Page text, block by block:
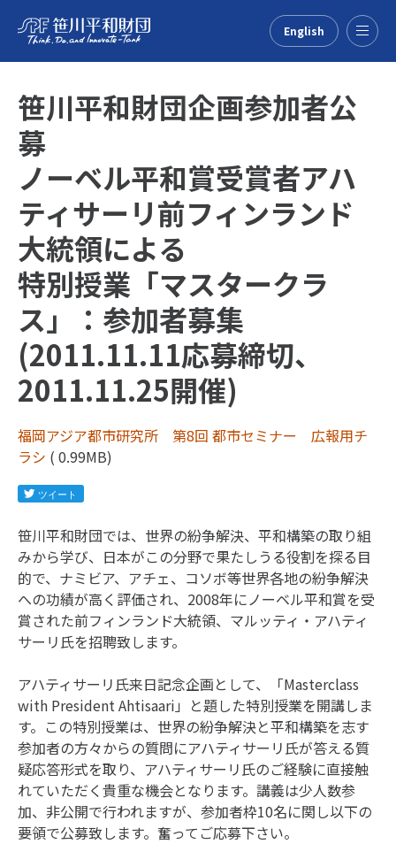
English
笹川平和財団企画参加者公
募
ノーベル平和賞受賞者アハ
ティサーリ前フィンランド
大統領による
特別授業「マスタークラ
ス」：参加者募集
(2011.11.11応募締切、
2011.11.25開催)
福岡アジア都市研究所 第8回 都市セミナー 広報用チ
ラシ ( 0.99MB)
笹川平和財団では、世界の紛争解決、平和構築の取り組
みから学び、日本がこの分野で果たしうる役割を探る目
的で、ナミビア、アチェ、コソボ等世界各地の紛争解決
への功績が高く評価され、2008年にノーベル平和賞を受
賞された前フィンランド大統領、マルッティ・アハティ
サーリ氏を招聘致します。
アハティサーリ氏来日記念企画として、「Masterclass
with President Ahtisaari」と題した特別授業を開講しま
す。この特別授業は、世界の紛争解決と平和構築を志す
参加者の方々からの質問にアハティサーリ氏が答える質
疑応答形式を取り、アハティサーリ氏のご経験に直接触
れていただく貴重な機会となります。講義は少人数参
加、非公開で行われますが、参加者枠10名に関し以下の
要領で公募致します。奮ってご応募下さい。